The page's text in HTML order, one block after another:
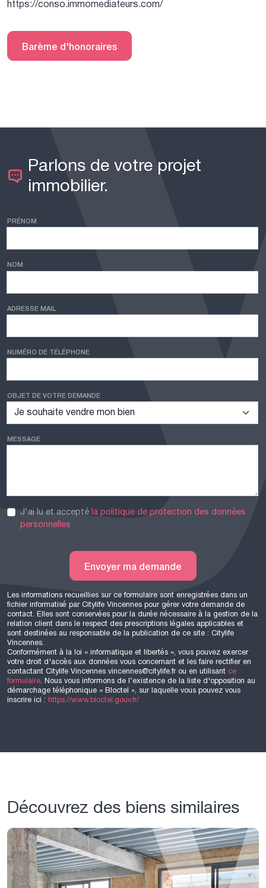
https://conso.immomediateurs.com/
Barème d'honoraires
Parlons de votre projet
immobilier.
PRÉNOM
NOM
ADRESSE MAIL
NUMÉRO DE TÉLÉPHONE
OBJET DE VOTRE DEMANDE
MESSAGE
J'ai lu et acceptéla politique de protection des données
personnelles
Envoyer ma demande
Les informations recueillies sur ce formulaire sont enregistrées dans un
fichier informatisé par Citylife Vincennes pour gérer votre demande de
contact. Elles sont conservées pour la durée nécessaire à la gestion de la
relation client dans le respect des prescriptions légales applicables et
sont destinées au responsable de la publication de ce site : Citylife
Vincennes.
Conformément à la loi « informatique et libertés », vous pouvez exercer
votre droit d'accès aux données vous concernant et les faire rectifier en
contactant Citylife Vincennes vincennes@citylife.fr ou en utilisant ce
formulaire. Nous vous informons de l’existence de la liste d'opposition au
démarchage téléphonique « Bloctel », sur laquelle vous pouvez vous
inscrire ici : https://www.bloctel.gouv.fr/
Découvrez des biens similaires